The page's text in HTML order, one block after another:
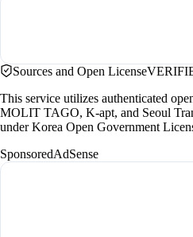
Sources and Open License
This service utilizes authenticated
MOLIT TAGO, K-apt, and Seoul
under Korea Open Government
SponsoredAdSense